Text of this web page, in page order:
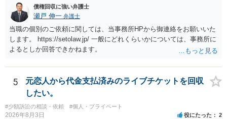
かではありません。もちろん弁護士（２０万円の請求で代理人弁護士
に委任するかも疑わしいのですが）も住所は明らかにしないでしょ
う。 何か本人を示す事実（振込先などの情報）から、相手の住所等の
情報を割り出していくしかないように思えます。 以上、ご参考まで。
債権回収に強い弁護士
瀬戸 伸一 弁護士
当職の個別のご依頼に関しては、当事務所HPから御連絡をお願いいた
します。 https://setolaw.jp/ 一般にどれくらいかについては、事務所に
よるとしか回答できかねます。
5
元恋人から代金支払済みのライブチケットを回収
したい。
#少額訴訟の相談・依頼 #個人・プライベート
2026年8月3日 役にたった 2